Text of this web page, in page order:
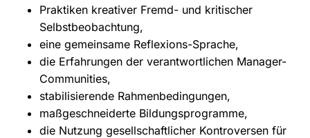
Praktiken kreativer Fremd- und kritischer
Selbstbeobachtung,
eine gemeinsame Reflexions-Sprache,
die Erfahrungen der verantwortlichen Manager-
Communities,
stabilisierende Rahmenbedingungen,
maßgeschneiderte Bildungsprogramme,
die Nutzung gesellschaftlicher Kontroversen für